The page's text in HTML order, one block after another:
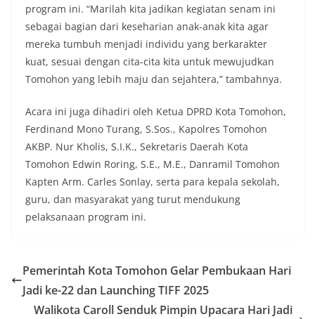
program ini. “Marilah kita jadikan kegiatan senam ini
sebagai bagian dari keseharian anak-anak kita agar
mereka tumbuh menjadi individu yang berkarakter
kuat, sesuai dengan cita-cita kita untuk mewujudkan
Tomohon yang lebih maju dan sejahtera,” tambahnya.
Acara ini juga dihadiri oleh Ketua DPRD Kota Tomohon,
Ferdinand Mono Turang, S.Sos., Kapolres Tomohon
AKBP. Nur Kholis, S.I.K., Sekretaris Daerah Kota
Tomohon Edwin Roring, S.E., M.E., Danramil Tomohon
Kapten Arm. Carles Sonlay, serta para kepala sekolah,
guru, dan masyarakat yang turut mendukung
pelaksanaan program ini.
Pemerintah Kota Tomohon Gelar Pembukaan Hari
Jadi ke-22 dan Launching TIFF 2025
Walikota Caroll Senduk Pimpin Upacara Hari Jadi